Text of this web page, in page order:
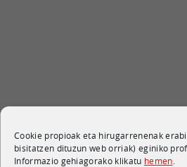
Cookie propioak eta hirugarrenenak
bisitatzen dituzun web orriak) eginiko
Informazio gehiagorako klikatu hemen